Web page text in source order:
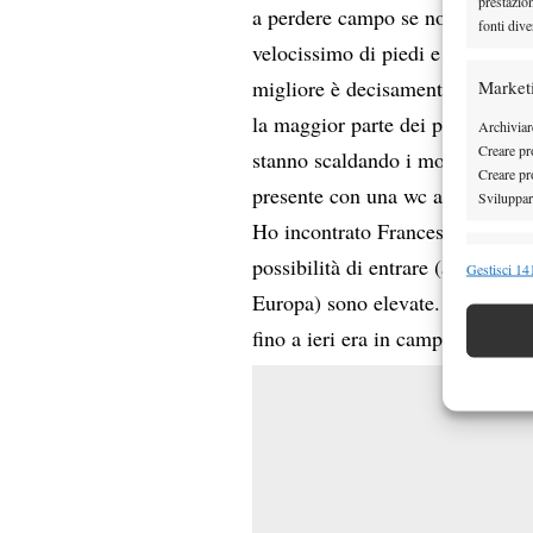
fonti
Creare
Creare
Gestisci
a perdere campo se non trova
velocissimo di piedi e si sposta
migliore è decisamente il diritto
la maggior parte dei punti. Gli
stanno scaldando i motori per
presente con una wc al 99%.
Ho incontrato Francesco Aldi,
possibilità di entrare (a causa
Europa) sono elevate.
fino a ieri era in campo in